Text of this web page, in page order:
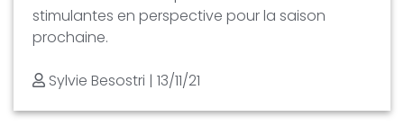
stimulantes en perspective pour la saison
prochaine.
Sylvie Besostri | 13/11/21